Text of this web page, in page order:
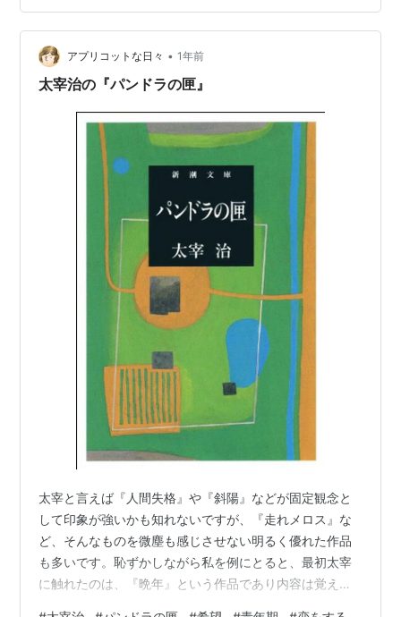
か」「やっとるぞ」「がんばれよ」「ようし来た」 説明
看板が立つ 道場への階段遺構が残る 角度をかえて
（iPhone16） 健康道場の写真は多く残っている 左に階
段が…
アプリコットな日々 • 1年前
太宰治の『パンドラの匣』
太宰と言えば『人間失格』や『斜陽』などが固定観念と
して印象が強いかも知れないですが、『走れメロス』な
ど、そんなものを微塵も感じさせない明るく優れた作品
も多いです。恥ずかしながら私を例にとると、最初太宰
に触れたのは、『晩年』という作品であり内容は覚えて